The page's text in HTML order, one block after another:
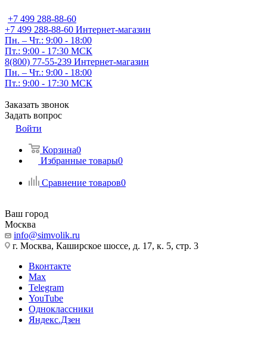
+7 499 288-88-60
+7 499 288-88-60 Интернет-магазин
Пн. – Чт.: 9:00 - 18:00
Пт.: 9:00 - 17:30 МСК
8(800) 77-55-239 Интернет-магазин
Пн. – Чт.: 9:00 - 18:00
Пт.: 9:00 - 17:30 МСК
Заказать звонок
Задать вопрос
Войти
Корзина0
Избранные товары0
Сравнение товаров0
Ваш город
Москва
info@simvolik.ru
г. Москва, Каширское шоссе, д. 17, к. 5, стр. 3
Вконтакте
Max
Telegram
YouTube
Одноклассники
Яндекс.Дзен